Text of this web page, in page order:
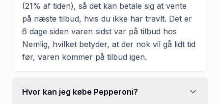
(21% af tiden), så det kan betale sig at vente
på næste tilbud, hvis du ikke har travlt. Det er
6 dage siden varen sidst var på tilbud hos
Nemlig, hvilket betyder, at der nok vil gå lidt tid
før, varen kommer på tilbud igen.
Hvor kan jeg købe Pepperoni?